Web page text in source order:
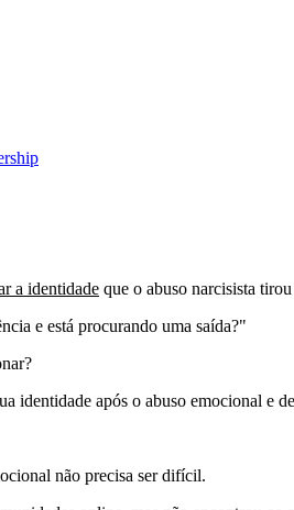
a identidade que o abuso narcisista
e está procurando uma saída?"
identidade após o abuso emocional e
não precisa ser difícil.